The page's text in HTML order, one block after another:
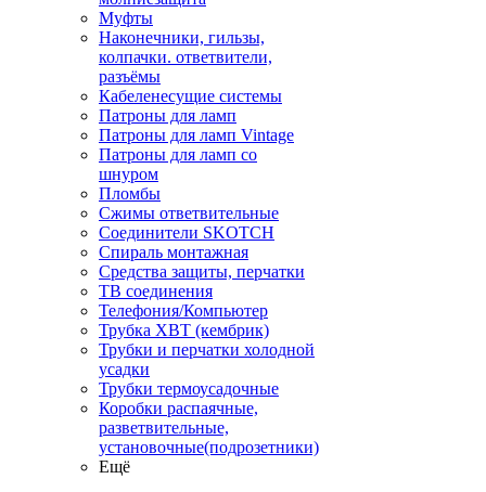
Муфты
Наконечники, гильзы,
колпачки. ответвители,
разъёмы
Кабеленесущие системы
Патроны для ламп
Патроны для ламп Vintage
Патроны для ламп со
шнуром
Пломбы
Сжимы ответвительные
Соединители SKOTCH
Спираль монтажная
Средства защиты, перчатки
ТВ соединения
Телефония/Компьютер
Трубка ХВТ (кембрик)
Трубки и перчатки холодной
усадки
Трубки термоусадочные
Коробки распаячные,
разветвительные,
установочные(подрозетники)
Ещё